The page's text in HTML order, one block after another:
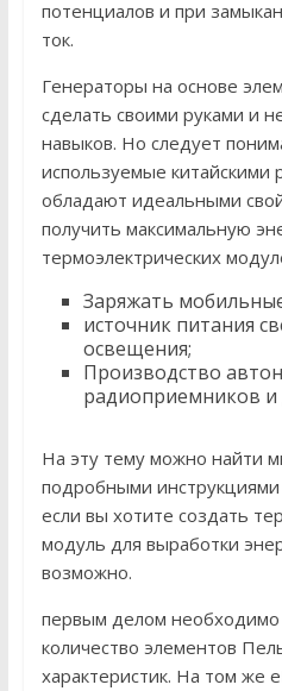
потенциалов и при
ток.
Генераторы на основе
сделать своими руками и
навыков. Но следует
используемые китайскими
обладают идеальными
получить максимальную
термоэлектрических
Заряжать
источник питания
освещения;
Производство
радиоприемников и
На эту тему можно найти
подробными инструкциями
если вы хотите создать
модуль для выработки
возможно.
первым делом необходимо
количество элементов
характеристик. На том же